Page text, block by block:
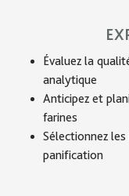
Évaluez la
analytique
Anticipez et
farines
Sélectionnez
panification